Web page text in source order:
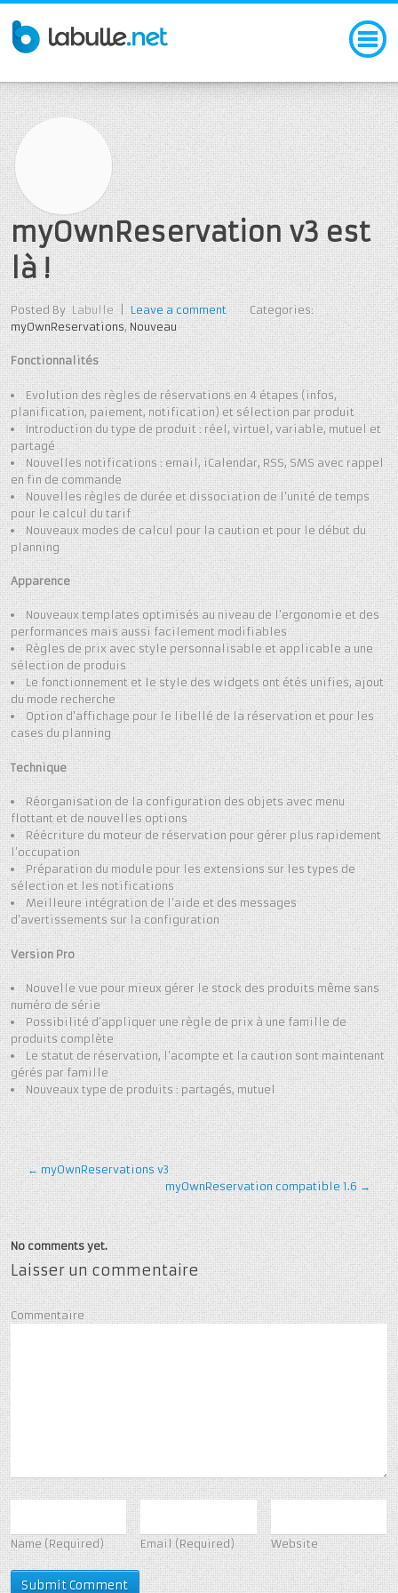
myOwnReservation v3 est
là !
Posted By Labulle | Leave a comment
Categories:
myOwnReservations,Nouveau
Fonctionnalités
Evolution des règles de réservations en 4 étapes (infos,
planification, paiement, notification) et sélection par produit
Introduction du type de produit : réel, virtuel, variable, mutuel et
partagé
Nouvelles notifications : email, iCalendar, RSS, SMS avec rappel
en fin de commande
Nouvelles règles de durée et dissociation de l’unité de temps
pour le calcul du tarif
Nouveaux modes de calcul pour la caution et pour le début du
planning
Apparence
Nouveaux templates optimisés au niveau de l’ergonomie et des
performances mais aussi facilement modifiables
Règles de prix avec style personnalisable et applicable a une
sélection de produis
Le fonctionnement et le style des widgets ont étés unifies, ajout
du mode recherche
Option d’affichage pour le libellé de la réservation et pour les
cases du planning
Technique
Réorganisation de la configuration des objets avec menu
flottant et de nouvelles options
Réécriture du moteur de réservation pour gérer plus rapidement
l’occupation
Préparation du module pour les extensions sur les types de
sélection et les notifications
Meilleure intégration de l’aide et des messages
d’avertissements sur la configuration
Version Pro
Nouvelle vue pour mieux gérer le stock des produits même sans
numéro de série
Possibilité d’appliquer une règle de prix à une famille de
produits complète
Le statut de réservation, l’acompte et la caution sont maintenant
gérés par famille
Nouveaux type de produits : partagés, mutuel
←myOwnReservations v3
myOwnReservation compatible 1.6→
No comments yet.
Laisser un commentaire
Commentaire
Name(Required) Email(Required) Website